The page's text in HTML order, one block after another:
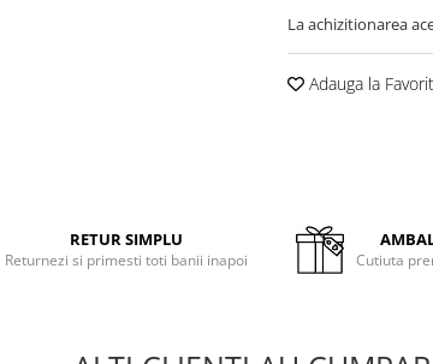
La achizitionarea
Adauga la
RETUR SIMPLU
Returnezi si primesti toti banii inapoi Cutiuta